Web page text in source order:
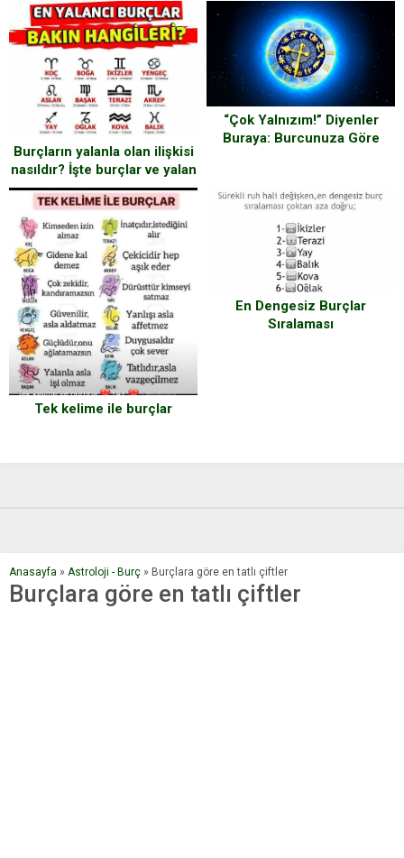
Burçların yalanla olan ilişkisi
nasıldır? İşte burçlar ve yalan
arasındaki ilişki…
“Çok Yalnızım!” Diyenler
Buraya: Burcunuza Göre
Tek kelime ile burçlar
En Dengesiz Burçlar
Sıralaması
Anasayfa » Astroloji - Burç » Burçlara göre en tatlı çiftler
Burçlara göre en tatlı çiftler